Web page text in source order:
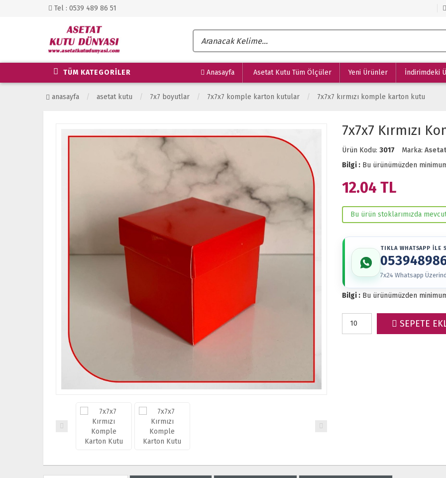
Tel : 0539 489 86 51
TÜM KATEGORİLER Anasayfa Asetat Kutu Tüm Ölçüler Yeni Ürünler İndirimdeki
anasayfa asetat kutu 7x7 boyutlar 7x7x7 komple karton kutular 7x7x7 kırmızı komple karton kutu
7x7x7 Kırmızı
Ürün Kodu: 3017 Marka:
Bilgi : Bu ürünümüzden
12.04 TL
Bu ürün stoklarımızda
TIKLA WHATSAPP İLE
7x24 Whatsapp
Bilgi : Bu ürünümüzden
SEPETE